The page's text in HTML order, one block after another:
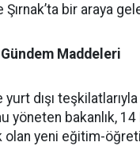
bir araya
Maddeleri
dışı
yöneten bakanlık,
yeni eğitim-